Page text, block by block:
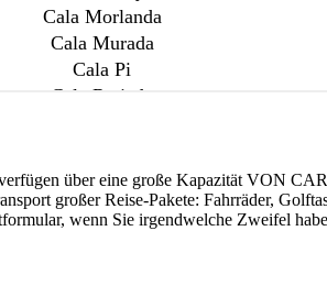
über eine große Kapazität VON
großerReise-Pakete: Fahrräder,
wenn Sie irgendwelche Zweifel